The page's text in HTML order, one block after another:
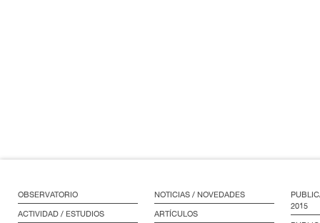
OBSERVATORIO
ACTIVIDAD / ESTUDIOS
NOTICIAS / NOVEDADES
ARTÍCULOS
2015